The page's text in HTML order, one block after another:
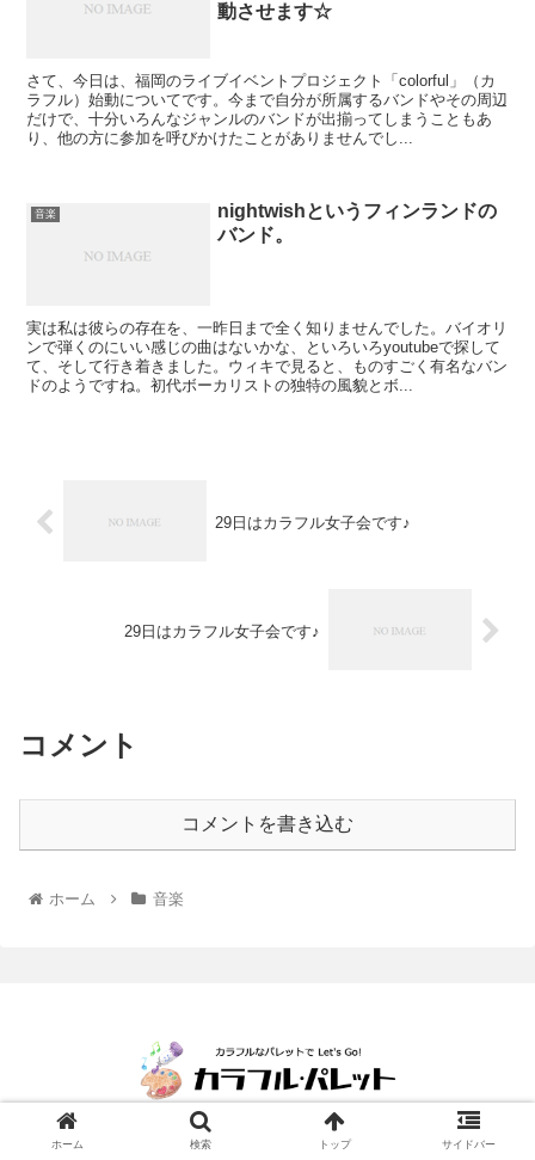
動させます☆
さて、今日は、福岡のライブイベントプロジェクト「colorful」（カ
ラフル）始動についてです。今まで自分が所属するバンドやその周辺
だけで、十分いろんなジャンルのバンドが出揃ってしまうこともあ
り、他の方に参加を呼びかけたことがありませんでし...
音楽
nightwishというフィンランドの
バンド。
実は私は彼らの存在を、一昨日まで全く知りませんでした。バイオリ
ンで弾くのにいい感じの曲はないかな、といろいろyoutubeで探して
て、そして行き着きました。ウィキで見ると、ものすごく有名なバン
ドのようですね。初代ボーカリストの独特の風貌とボ...
29日はカラフル女子会です♪
29日はカラフル女子会です♪
コメント
コメントを書き込む
ホーム 音楽
© 2009 カラフルなパレットで Let's Go!.
ホーム 検索 トップ サイドバー